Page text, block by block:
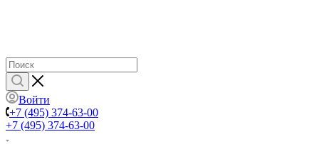
Войти
+7 (495) 374-63-00
+7 (495) 374-63-00